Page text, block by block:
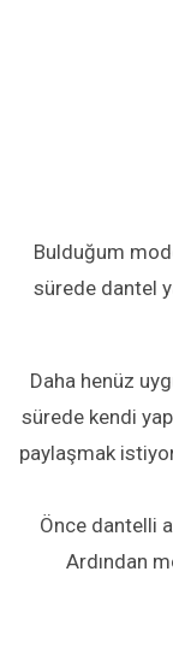
Bulduğum
sürede dantel
Daha henüz
sürede kendi
paylaşmak
Önce dantelli
Ardından